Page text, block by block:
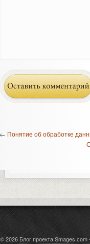
Понятие об обработке
© 2026 Блог проекта